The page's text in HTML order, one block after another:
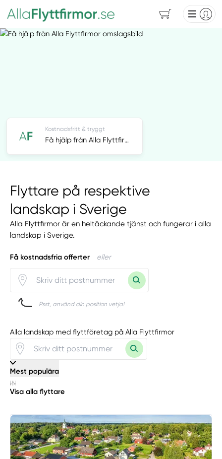
Flyttare på respektive
landskap i Sverige
Alla Flyttfirmor är en heltäckande tjänst och fungerar i alla
landskap i Sverige.
Få kostnadsfria offerter eller
Psst, använd din position vetja!
Kostnadsfritt & tryggt
Få hjälp från Alla Flyttfirmor
Alla landskap med flyttföretag på Alla Flyttfirmor
Mest populära
Visa alla flyttare